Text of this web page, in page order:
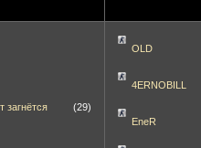
загнётся (29)
OLD
4ERNOBILL
EneR